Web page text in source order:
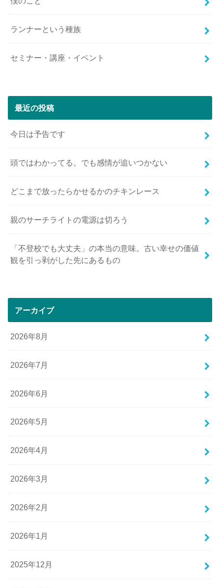
ランナーという種族
セミナー・講座・イベント
最近の投稿
今日は予告です
頭ではわかってる。でも感情が追いつかない
どこまで放ったらかせるかのチキンレース
親のサーチライトの電源は切ろう
「不登校でも大丈夫」の本当の意味。古い幸せの価値
観を引っ剥がした先にあるもの
アーカイブ
2026年8月
2026年7月
2026年6月
2026年5月
2026年4月
2026年3月
2026年2月
2026年1月
2025年12月